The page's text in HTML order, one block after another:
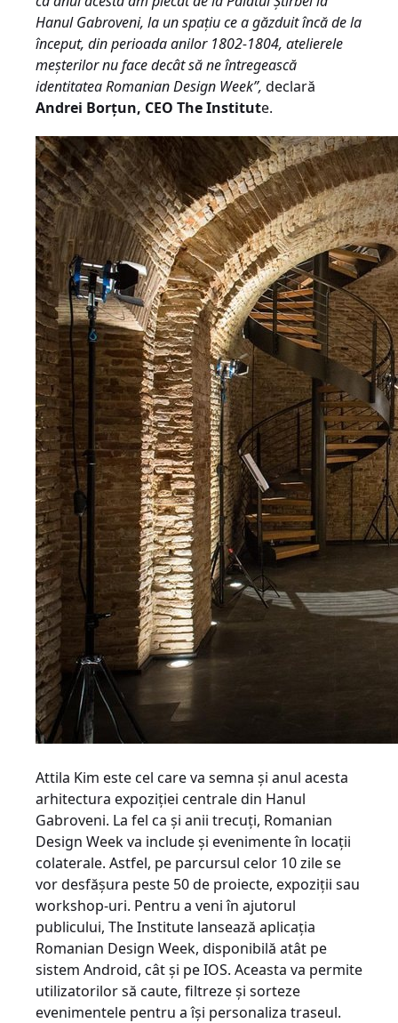
Hanul Gabroveni, la un spațiu ce a găzduit încă de la
început, din perioada anilor 1802-1804, atelierele
meșterilor nu face decât să ne întregească
identitatea Romanian Design Week”, declară
Andrei Borțun, CEO The Institute.
Attila Kim este cel care va semna și anul acesta
arhitectura expoziției centrale din Hanul
Gabroveni. La fel ca și anii trecuți, Romanian
Design Week va include și evenimente în locații
colaterale. Astfel, pe parcursul celor 10 zile se
vor desfășura peste 50 de proiecte, expoziții sau
workshop-uri. Pentru a veni în ajutorul
publicului, The Institute lansează aplicația
Romanian Design Week, disponibilă atât pe
sistem Android, cât și pe IOS. Aceasta va permite
utilizatorilor să caute, filtreze și sorteze
evenimentele pentru a își personaliza traseul.